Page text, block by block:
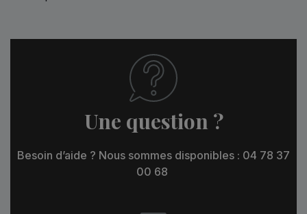
Une question ?
Besoin d’aide ? Nous sommes disponibles : 04 78 37
00 68